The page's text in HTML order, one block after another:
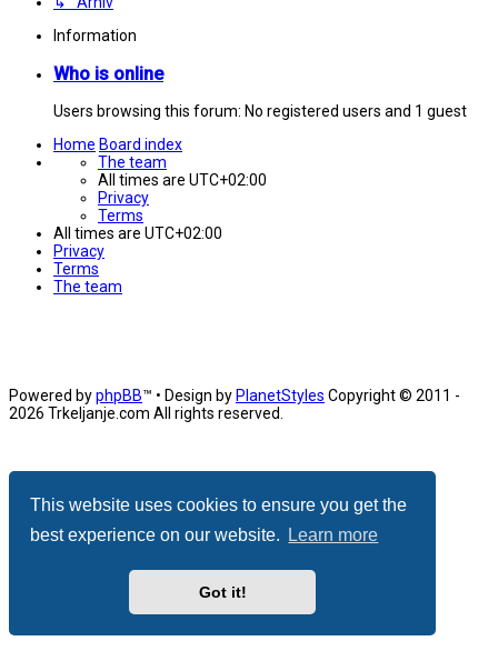
This website uses cookies to ensure you get the
best experience on our website.
Learn more
Got it!
Information
Who is online
Users browsing this forum: No registered users and 1 guest
Home Board index
The team
All times are UTC+02:00
Privacy
Terms
All times are UTC+02:00
Privacy
Terms
The team
Powered byphpBB™ • Design by PlanetStyles Copyright © 2011 -
2026 Trkeljanje.com All rights reserved.
https://jagor.hr/
Portal s igrama
https://www.facebook.com/Trkeljanje/